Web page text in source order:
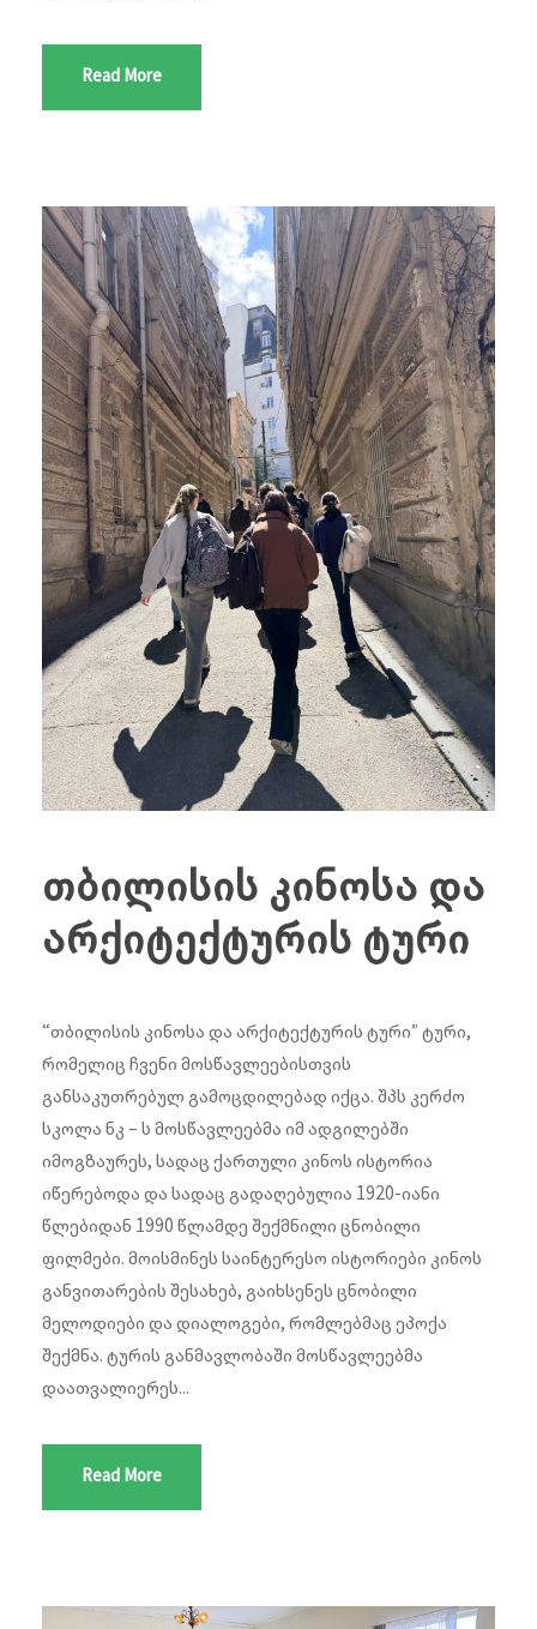
Read More
თბილისის კინოსა და
არქიტექტურის ტური
“თბილისის კინოსა და არქიტექტურის ტური” ტური,
რომელიც ჩვენი მოსწავლეებისთვის
განსაკუთრებულ გამოცდილებად იქცა. შპს კერძო
სკოლა ნკ – ს მოსწავლეებმა იმ ადგილებში
იმოგზაურეს, სადაც ქართული კინოს ისტორია
იწერებოდა და სადაც გადაღებულია 1920-იანი
წლებიდან 1990 წლამდე შექმნილი ცნობილი
ფილმები. მოისმინეს საინტერესო ისტორიები კინოს
განვითარების შესახებ, გაიხსენეს ცნობილი
მელოდიები და დიალოგები, რომლებმაც ეპოქა
შექმნა. ტურის განმავლობაში მოსწავლეებმა
დაათვალიერეს...
Read More